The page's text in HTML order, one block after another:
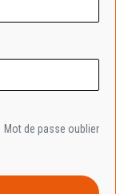
Mot de passe oublier